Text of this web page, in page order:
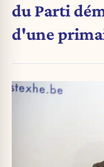
du Parti
d'une